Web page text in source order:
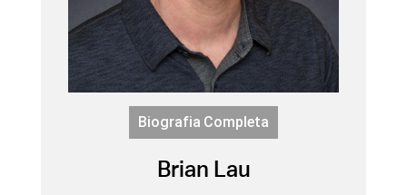
Biografia Completa
Brian Lau